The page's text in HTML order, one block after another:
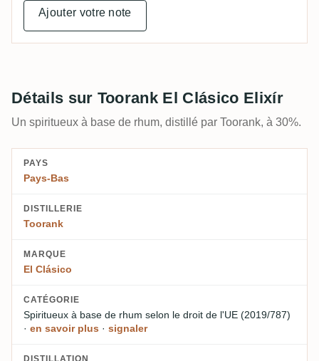
Ajouter votre note
Détails sur Toorank El Clásico Elixír
Un spiritueux à base de rhum, distillé par Toorank, à 30%.
PAYS
Pays-Bas
DISTILLERIE
Toorank
MARQUE
El Clásico
CATÉGORIE
Spiritueux à base de rhum selon le droit de l'UE (2019/787)
· en savoir plus · signaler
DISTILLATION